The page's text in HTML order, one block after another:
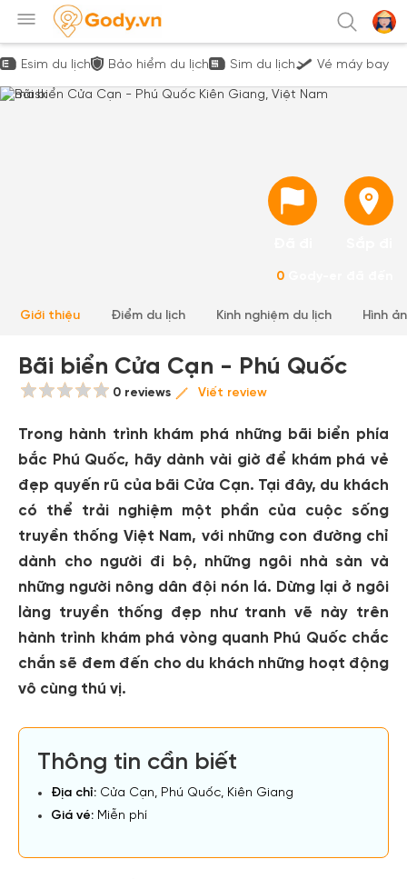
Esim du lịch Bảo hiểm du lịch Sim du lịch Vé máy bay
0
Giới thiệu Điểm du lịch Kinh nghiệm du lịch Hình
Bãi biển Cửa Cạn - Phú Quốc
0 reviews Viết review
Trong hành trình khám phá những bãi biển phía
bắc Phú Quốc, hãy dành vài giờ để khám phá vẻ
đẹp quyến rũ của bãi Cửa Cạn. Tại đây, du khách
có thể trải nghiệm một phần của cuộc sống
truyền thống Việt Nam, với những con đường chỉ
dành cho người đi bộ, những ngôi nhà sàn và
những người nông dân đội nón lá. Dừng lại ở ngôi
làng truyền thống đẹp như tranh vẽ này trên
hành trình khám phá vòng quanh Phú Quốc chắc
chắn sẽ đem đến cho du khách những hoạt động
vô cùng thú vị.
Thông tin cần biết
Địa chỉ: Cửa Cạn, Phú Quốc, Kiên Giang
Giá vé: Miễn phí